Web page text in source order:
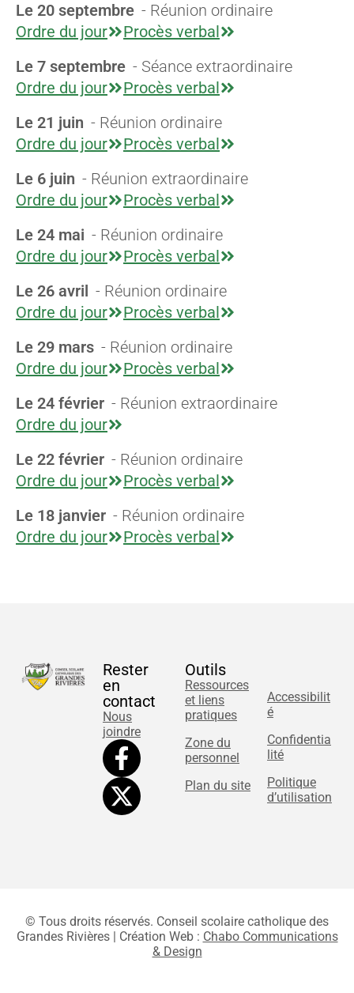
Le 20 septembre - Réunion ordinaire
Ordre du jour
Procès verbal
Le 7 septembre - Séance extraordinaire
Ordre du jour
Procès verbal
Le 21 juin - Réunion ordinaire
Ordre du jour
Procès verbal
Le 6 juin - Réunion extraordinaire
Ordre du jour
Procès verbal
Le 24 mai - Réunion ordinaire
Ordre du jour
Procès verbal
Le 26 avril - Réunion ordinaire
Ordre du jour
Procès verbal
Le 29 mars - Réunion ordinaire
Ordre du jour
Procès verbal
Le 24 février - Réunion extraordinaire
Ordre du jour
Le 22 février - Réunion ordinaire
Ordre du jour
Procès verbal
Le 18 janvier - Réunion ordinaire
Ordre du jour
Procès verbal
Rester
en
contact
Nous
joindre
Outils
Ressources
et liens
pratiques
Zone du
personnel
Plan du site
Accessibilit
é
Confidentia
lité
Politique
d’utilisation
© Tous droits réservés. Conseil scolaire catholique des
Grandes Rivières | Création Web : Chabo Communications
& Design